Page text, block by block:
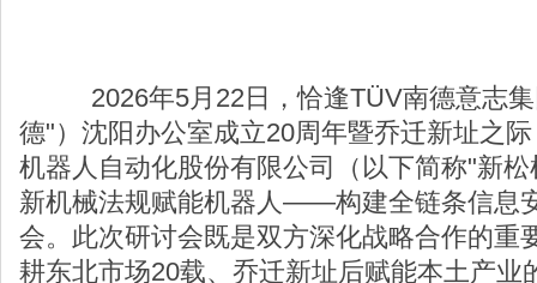
2026年5月22日，恰逢TÜV南德意志集
德"）沈阳办公室成立20周年暨乔迁新址之
机器人自动化股份有限公司（以下简称"新
新机械法规赋能机器人——构建全链条信息
会。此次研讨会既是双方深化战略合作的重
耕东北市场20载、乔迁新址后赋能本土产业